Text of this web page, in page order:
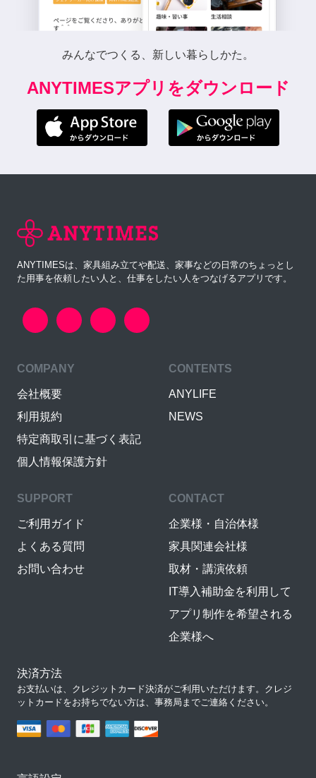
みんなでつくる、新しい暮らしかた。
ANYTIMESアプリをダウンロード
ANYTIMESは、家具組み立てや配送、家事などの日常のちょっとし
た用事を依頼したい人と、仕事をしたい人をつなげるアプリです。
COMPANY
会社概要
利用規約
特定商取引に基づく表記
個人情報保護方針
CONTENTS
ANYLIFE
NEWS
SUPPORT
ご利用ガイド
よくある質問
お問い合わせ
CONTACT
企業様・自治体様
家具関連会社様
取材・講演依頼
IT導入補助金を利用して
アプリ制作を希望される
企業様へ
決済方法
お支払いは、クレジットカード決済がご利用いただけます。クレジ
ットカードをお持ちでない方は、事務局までご連絡ください。